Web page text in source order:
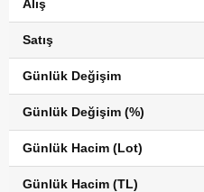
Alış
Satış
Günlük Değişim
Günlük Değişim (%)
Günlük Hacim (Lot)
Günlük Hacim (TL)